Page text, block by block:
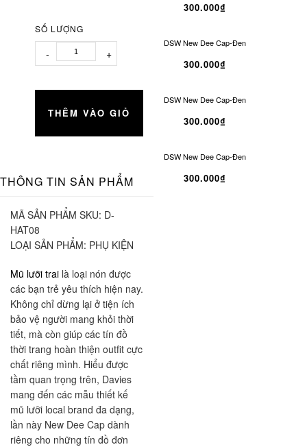
SỐ LƯỢNG
- +
THÊM VÀO GIỎ
THÔNG TIN SẢN PHẨM
MÃ SẢN PHẨM SKU: D-
HAT08
LOẠI SẢN PHẨM: PHỤ KIỆN
Mũ lưỡi trai là loại nón được
các bạn trẻ yêu thích hiện nay.
Không chỉ dừng lại ở tiện ích
bảo vệ người mang khỏi thời
tiết, mà còn giúp các tín đồ
thời trang hoàn thiện outfit cực
chất riêng mình. Hiểu được
tầm quan trọng trên, Davies
mang đến các mẫu thiết kế
mũ lưỡi local brand đa dạng,
lần này New Dee Cap dành
riêng cho những tín đồ đơn
300.000₫
DSW New Dee Cap-Đen
300.000₫
DSW New Dee Cap-Đen
300.000₫
DSW New Dee Cap-Đen
300.000₫